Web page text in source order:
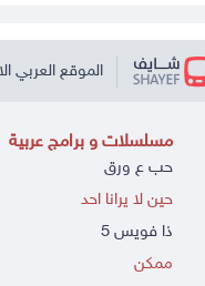
الموقع العربي
مسلسلات و برامج عربية
حب ع ورق
حين لا يرانا احد
ذا فويس 5
ممكن